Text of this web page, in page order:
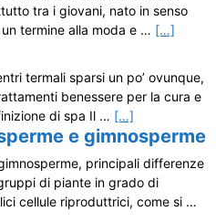
tra i giovani, nato in senso
termine alla moda e … […]
termali sparsi un po’ ovunque,
benessere per la cura e
di spa Il … […]
e gimnosperme
principali differenze
di piante in grado di
cellule riproduttrici, come si …